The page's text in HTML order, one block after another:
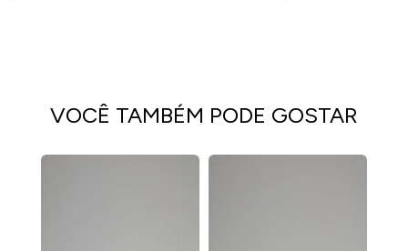
VOCÊ TAMBÉM PODE GOSTAR